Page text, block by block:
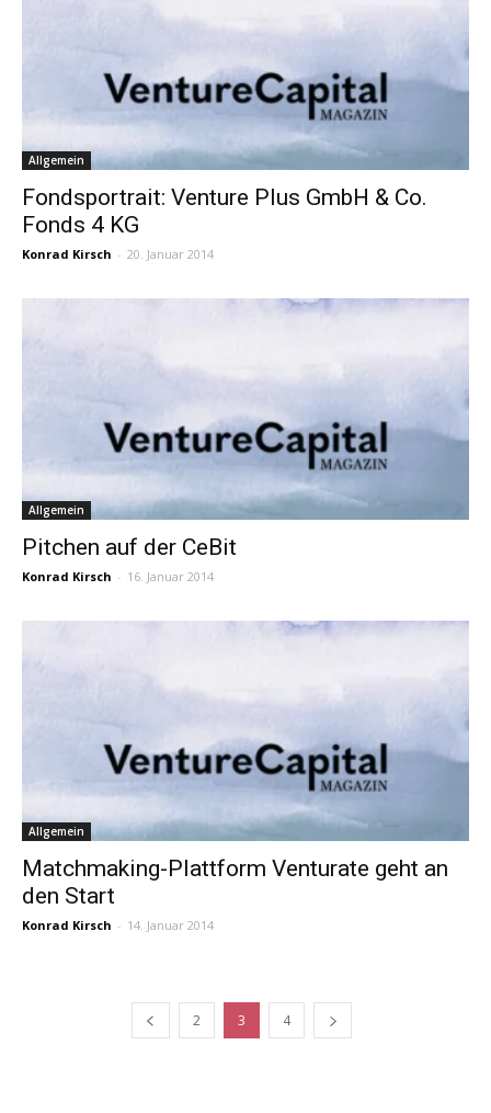
Allgemein
Fondsportrait: Venture Plus GmbH & Co.
Fonds 4 KG
Konrad Kirsch - 20. Januar 2014
Allgemein
Pitchen auf der CeBit
Konrad Kirsch - 16. Januar 2014
Allgemein
Matchmaking-Plattform Venturate geht an
den Start
Konrad Kirsch - 14. Januar 2014
2 3 4